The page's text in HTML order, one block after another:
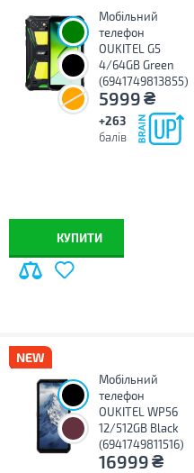
Мобільний
телефон
OUKITEL G5
4/64GB Green
(6941749813855)
5999₴
+263
балів
КУПИТИ
Мобільний
телефон
OUKITEL WP56
12/512GB Black
(6941749811516)
16999₴